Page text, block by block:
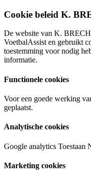
Cookie beleid K.
De website van K.
VoetbalAssist en gebruikt
toestemming voor nodig
informatie.
Functionele cookies
Voor een goede werking
geplaatst.
Analytische cookies
Google analytics Toestaan
Marketing cookies